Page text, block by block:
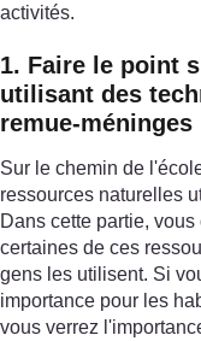
activités.
1. Faire le point
utilisant des
remue-méninges
Sur le chemin de
ressources naturelles
Dans cette partie,
certaines de ces
gens les utilisent. Si
importance pour les
vous verrez